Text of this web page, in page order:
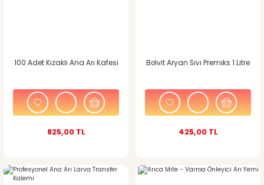
100 Adet Kızaklı Ana Arı Kafesi
825,00 TL
Bolvit Aryan Sıvı Premiks 1 Litre
425,00 TL